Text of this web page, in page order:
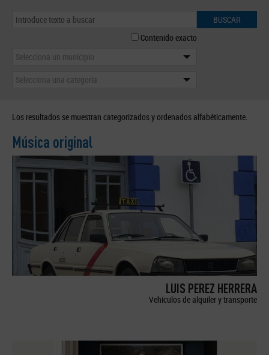
BUSCAR
Contenido exacto
Selecciona un municipio
Selecciona una categoría
Los resultados se muestran categorizados y ordenados alfabéticamente.
Música original
LUIS PEREZ HERRERA
Vehículos de alquiler y transporte